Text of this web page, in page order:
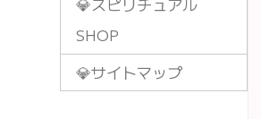
SHOP
💎サイトマップ